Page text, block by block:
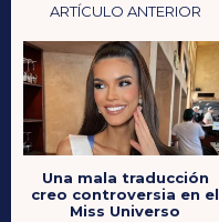
ARTÍCULO ANTERIOR
Una mala traducción
creo controversia en el
Miss Universo